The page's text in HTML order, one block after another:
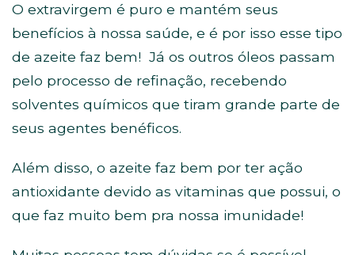
O extravirgem é puro e mantém seus
benefícios à nossa saúde, e é por isso esse tipo
de azeite faz bem! Já os outros óleos passam
pelo processo de refinação, recebendo
solventes químicos que tiram grande parte de
seus agentes benéficos.
Além disso, o azeite faz bem por ter ação
antioxidante devido as vitaminas que possui, o
que faz muito bem pra nossa imunidade!